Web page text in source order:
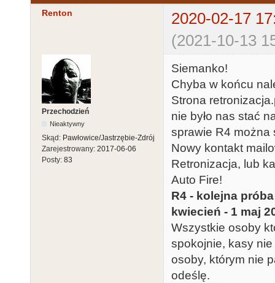
Renton
2020-02-17
(2021-10-13
Przechodzień
Nieaktywny
Skąd: Pawłowice/Jastrzębie-Zdrój
Zarejestrowany: 2017-06-06
Posty: 83
Siemanko!
Chyba w końcu
Strona
nie było nas stać
sprawie R4 można
Nowy kontakt
Retronizacja, lub
Auto Fire!
R4 - kolejna
kwiecień - 1 maj
Wszystkie osoby
spokojnie, kasy nie
osoby, którym nie
odeślę.